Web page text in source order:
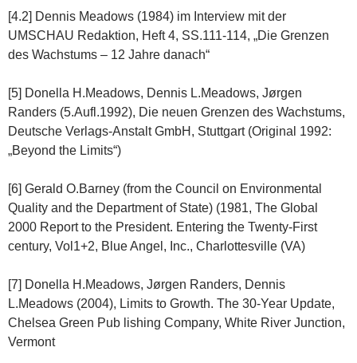
[4.2] Dennis Meadows (1984) im Interview mit der
UMSCHAU Redaktion, Heft 4, SS.111-114, „Die Grenzen
des Wachstums – 12 Jahre danach“
[5] Donella H.Meadows, Dennis L.Meadows, Jørgen
Randers (5.Aufl.1992), Die neuen Grenzen des Wachstums,
Deutsche Verlags-Anstalt GmbH, Stuttgart (Original 1992:
„Beyond the Limits“)
[6] Gerald O.Barney (from the Council on Environmental
Quality and the Department of State) (1981, The Global
2000 Report to the President. Entering the Twenty-First
century, Vol1+2, Blue Angel, Inc., Charlottesville (VA)
[7] Donella H.Meadows, Jørgen Randers, Dennis
L.Meadows (2004), Limits to Growth. The 30-Year Update,
Chelsea Green Pub lishing Company, White River Junction,
Vermont